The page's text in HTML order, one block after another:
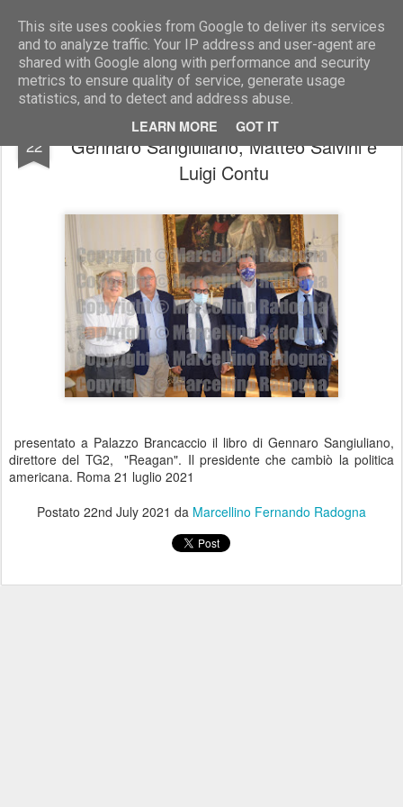
This site uses cookies from Google to deliver its services
and to analyze traffic. Your IP address and user-agent are
shared with Google along with performance and security
metrics to ensure quality of service, generate usage
statistics, and to detect and address abuse.
LEARN MORE GOT IT
Marcellino Radogna - Fotonotizie per la stampa
22
Vittorio Sgarbi con Giuseppe Malara,
Gennaro Sangiuliano, Matteo Salvini e
Luigi Contu
presentato a Palazzo Brancaccio il libro di Gennaro Sangiuliano,
direttore del TG2, "Reagan". Il presidente che cambiò la politica
americana. Roma 21 luglio 2021
Postato 22nd July 2021 da Marcellino Fernando Radogna